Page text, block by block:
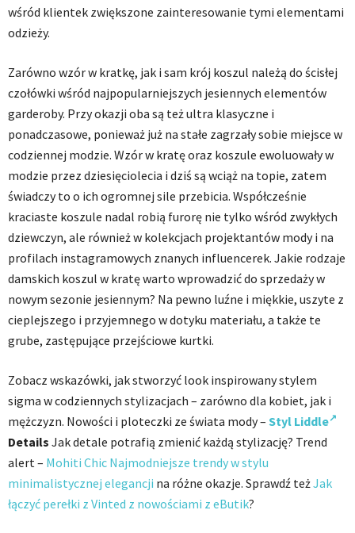
wśród klientek zwiększone zainteresowanie tymi elementami
odzieży.
Zarówno wzór w kratkę, jak i sam krój koszul należą do ścisłej
czołówki wśród najpopularniejszych jesiennych elementów
garderoby. Przy okazji oba są też ultra klasyczne i
ponadczasowe, ponieważ już na stałe zagrzały sobie miejsce w
codziennej modzie. Wzór w kratę oraz koszule ewoluowały w
modzie przez dziesięciolecia i dziś są wciąż na topie, zatem
świadczy to o ich ogromnej sile przebicia. Współcześnie
kraciaste koszule nadal robią furorę nie tylko wśród zwykłych
dziewczyn, ale również w kolekcjach projektantów mody i na
profilach instagramowych znanych influencerek. Jakie rodzaje
damskich koszul w kratę warto wprowadzić do sprzedaży w
nowym sezonie jesiennym? Na pewno luźne i miękkie, uszyte z
cieplejszego i przyjemnego w dotyku materiału, a także te
grube, zastępujące przejściowe kurtki.
Zobacz wskazówki, jak stworzyć look inspirowany stylem
sigma w codziennych stylizacjach – zarówno dla kobiet, jak i
mężczyzn. Nowości i ploteczki ze świata mody – Styl Liddle
Details Jak detale potrafią zmienić każdą stylizację? Trend
alert – Mohiti Chic Najmodniejsze trendy w stylu
minimalistycznej elegancji na różne okazje. Sprawdź teżJak
łączyć perełki z Vinted z nowościami z eButik?